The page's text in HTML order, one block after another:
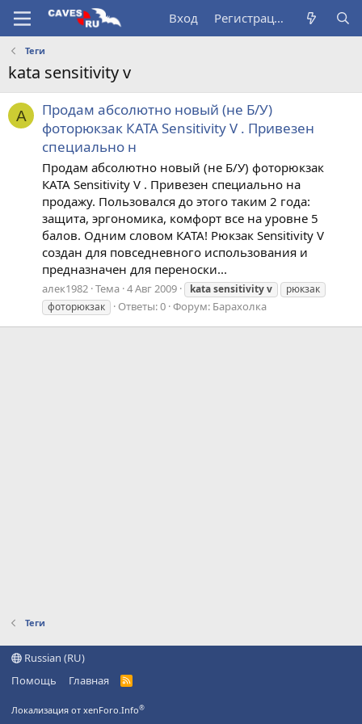
Вход Регистрация
Теги
kata sensitivity v
А
Продам абсолютно новый (не Б/У)
фоторюкзак КАТА Sensitivity V . Привезен
специально н
Продам абсолютно новый (не Б/У) фоторюкзак
КАТА Sensitivity V . Привезен специально на
продажу. Пользовался до этого таким 2 года:
защита, эргономика, комфорт все на уровне 5
балов. Одним словом КАТА! Рюкзак Sensitivity V
создан для повседневного использования и
предназначен для переноски...
алек1982 Тема 4 Авг 2009 katasensitivityv
рюкзак
фоторюкзак
Ответы: 0 Форум: Барахолка
Теги
Russian (RU)
Помощь
Главная
R
Локализация от xenForo.Info®